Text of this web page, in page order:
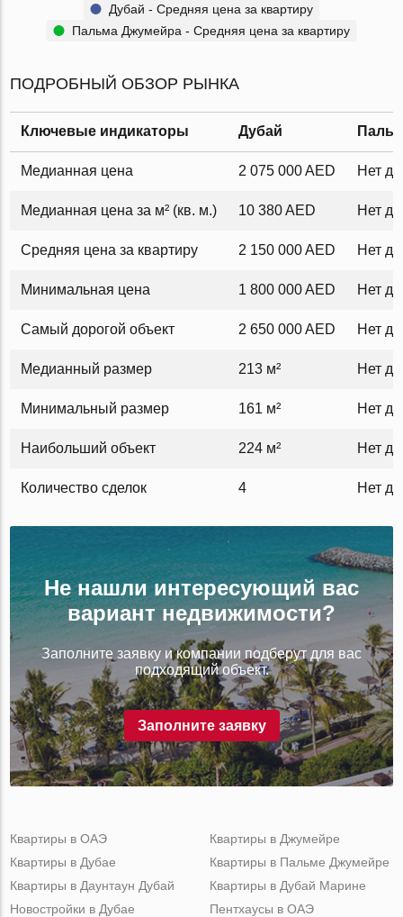
Дубай - Средняя цена за квартиру
Пальма Джумейра - Средняя цена за квартиру
ПОДРОБНЫЙ ОБЗОР РЫНКА
Ключевые индикаторы Дубай
Медианная цена 2 075 000 AED Нет
Медианная цена за м² (кв. м.) 10 380 AED Нет
Средняя цена за квартиру 2 150 000 AED Нет
Минимальная цена 1 800 000 AED Нет
Самый дорогой объект 2 650 000 AED Нет
Медианный размер 213 м² Нет
Минимальный размер 161 м² Нет
Наибольший объект 224 м² Нет
Количество сделок 4 Нет
Не нашли интересующий вас
вариант недвижимости?
Заполните заявку и компании подберут для вас
подходящий объект.
Заполните заявку
Квартиры в ОАЭ
Квартиры в Дубае
Квартиры в Даунтаун Дубай
Квартиры в Джумейре
Квартиры в Пальме Джумейре
Квартиры в Дубай Марине
Новостройки в Дубае
Пентхаусы в ОАЭ